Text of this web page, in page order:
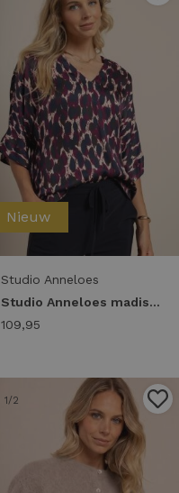
Nieuw
Studio Anneloes
Studio Anneloes madison animal top 14007 T-shirt Korte mouw 9997 multi color
109,95
1/2